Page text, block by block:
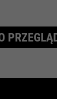
i
Połączenie
Na przykład